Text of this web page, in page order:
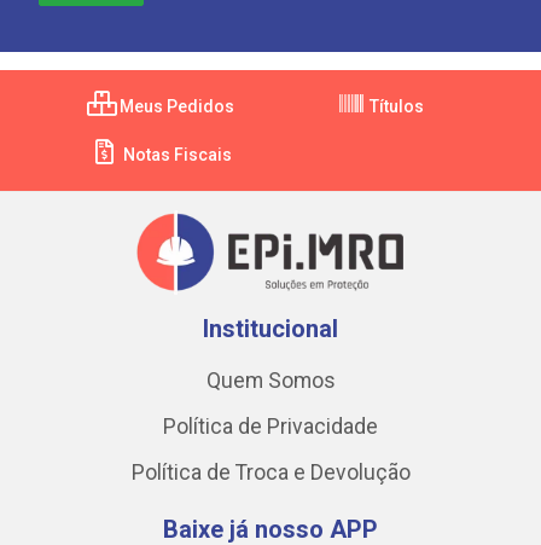
Meus Pedidos Títulos
Notas Fiscais
Institucional
Quem Somos
Política de Privacidade
Política de Troca e Devolução
Baixe já nosso APP